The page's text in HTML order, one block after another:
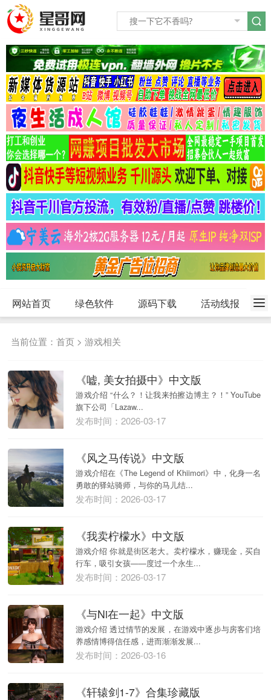
网站首页 绿色软件 源码下载 活动线报
当前位置：首页 >游戏相关
《嘘, 美女拍摄中》中文版
游戏介绍 “什么？！让我来拍擦边博主？！” YouTube
旗下公司「Lazaw...
发布时间：2026-03-17
《风之马传说》中文版
游戏介绍在《The Legend of Khiimori》中，化身一名
勇敢的驿站骑师，与你的马儿结...
发布时间：2026-03-17
《我卖柠檬水》中文版
游戏介绍 你就是街区老大。卖柠檬水，赚现金，买自
行车，吸引女孩——度过一个永生...
发布时间：2026-03-17
《与Ni在一起》中文版
游戏介绍 透过情节的发展，在游戏中逐步与房客们培
养感情博得信任感，进而渐渐发展...
发布时间：2026-03-16
《轩辕剑1-7》合集珍藏版